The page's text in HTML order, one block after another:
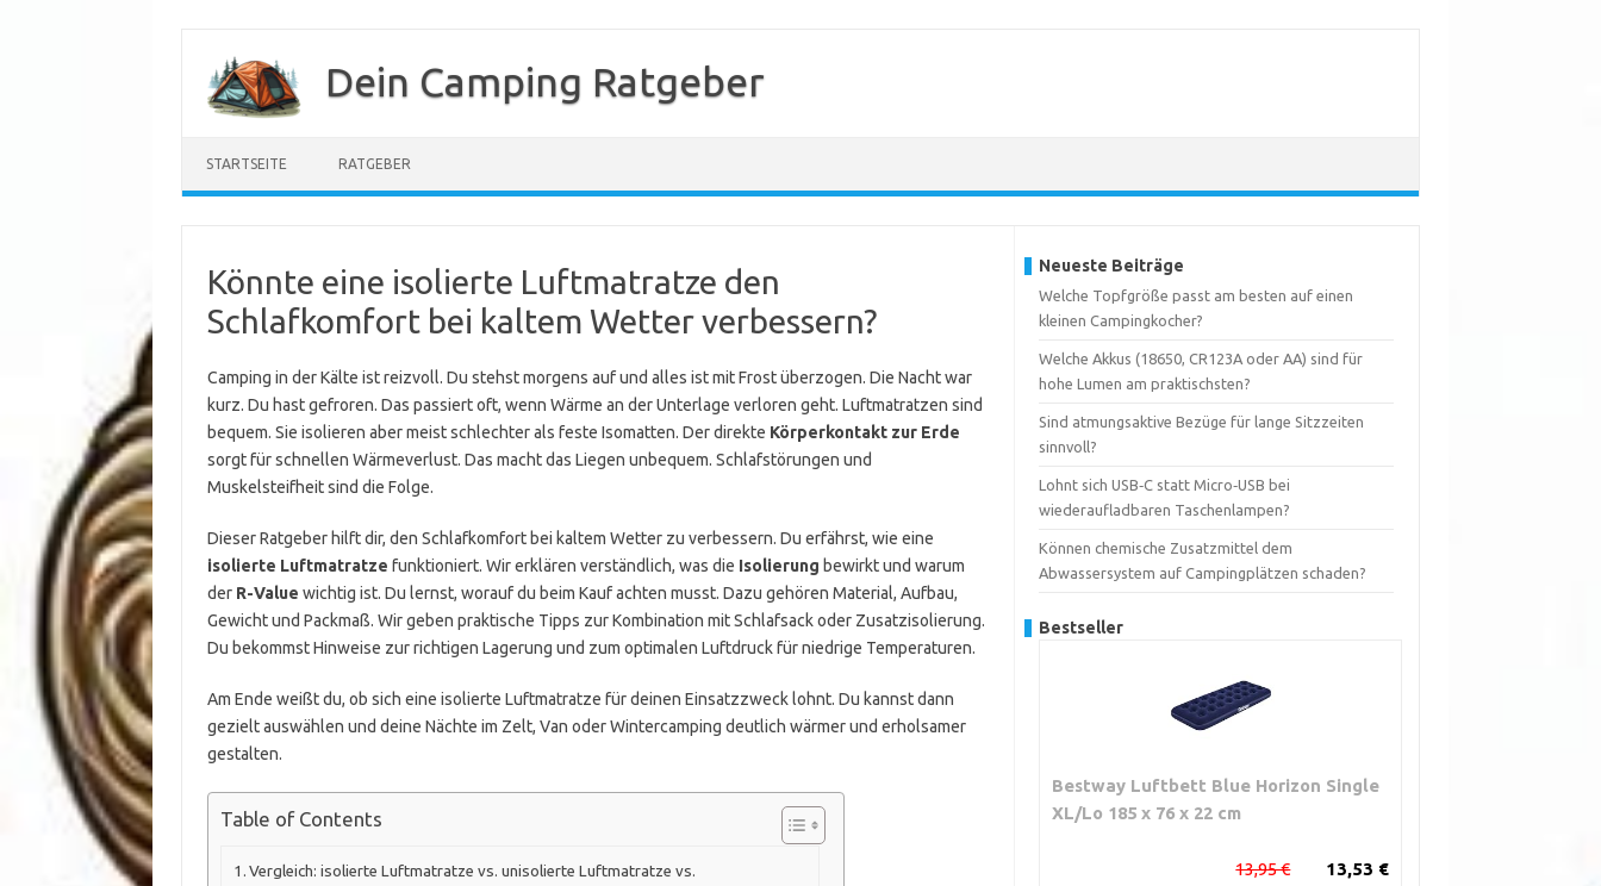
springen
Dein Camping Ratgeber
STARTSEITE RATGEBER
Könnte eine isolierte Luftmatratze den
Schlafkomfort bei kaltem Wetter verbessern?
Camping in der Kälte ist reizvoll. Du stehst morgens auf und alles ist mit Frost überzogen. Die Nacht war
kurz. Du hast gefroren. Das passiert oft, wenn Wärme an der Unterlage verloren geht. Luftmatratzen sind
bequem. Sie isolieren aber meist schlechter als feste Isomatten. Der direkte Körperkontakt zur Erde
sorgt für schnellen Wärmeverlust. Das macht das Liegen unbequem. Schlafstörungen und
Muskelsteifheit sind die Folge.
Dieser Ratgeber hilft dir, den Schlafkomfort bei kaltem Wetter zu verbessern. Du erfährst, wie eine
isolierte Luftmatratze funktioniert. Wir erklären verständlich, was die Isolierung bewirkt und warum
der R-Value wichtig ist. Du lernst, worauf du beim Kauf achten musst. Dazu gehören Material, Aufbau,
Gewicht und Packmaß. Wir geben praktische Tipps zur Kombination mit Schlafsack oder Zusatzisolierung.
Du bekommst Hinweise zur richtigen Lagerung und zum optimalen Luftdruck für niedrige Temperaturen.
Am Ende weißt du, ob sich eine isolierte Luftmatratze für deinen Einsatzzweck lohnt. Du kannst dann
gezielt auswählen und deine Nächte im Zelt, Van oder Wintercamping deutlich wärmer und erholsamer
gestalten.
Table of Contents
Vergleich: isolierte Luftmatratze vs. unisolierte Luftmatratze vs.
Neueste Beiträge
Welche Topfgröße passt am besten auf einen
kleinen Campingkocher?
Welche Akkus (18650, CR123A oder AA) sind für
hohe Lumen am praktischsten?
Sind atmungsaktive Bezüge für lange Sitzzeiten
sinnvoll?
Lohnt sich USB‑C statt Micro‑USB bei
wiederaufladbaren Taschenlampen?
Können chemische Zusatzmittel dem
Abwassersystem auf Campingplätzen schaden?
Bestseller
Bestway Luftbett Blue Horizon Single
XL/Lo 185 x 76 x 22 cm
13,53 €
13,95 €